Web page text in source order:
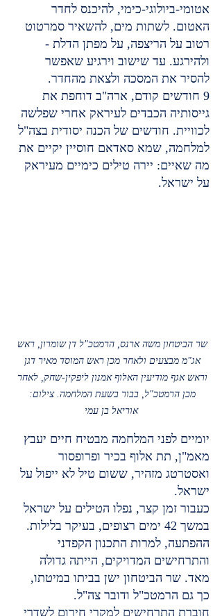
אטומי-ביולוגי-כימי, להיכנס לחדר
האטום. לשתות מים, להשאיר סמרטוט
רטוב על הריצפה, על מפתן הדלת -
ולהירגע. עד שישוב וירגיע שאפשר
להסיר את המסכה ולצאת מהחדר.
9 חודשים קודם, ארה"ב דוחפת את
גייסותיה הכבדים לעיראק אחרי שפלשה
לכוויית. חודשים של הכנה יסודית בצה"ל
למלחמה, שמא סאדאם חוסיין יקיים את
מה שאיים: יירה טילים כימיים מעיראק
על ישראל.
שר הביטחון משה ארנס, הרמטכ"ל דן שומרון, ראש
אג"מ מבצעים ולאחר מכן ראש המוסד מאיר דגן
וראש אגף מודיעין האלוף אמנון ליפקין-שחק, לאחר
מכן הרמטכ"ל, בבור בשעת המלחמה. צילום:
אוריאל בן עמי
יומיים לפני המלחמה מבטיח חיים יעבץ
מאמ"ן, תת אלוף בכיר ופרופסור
ואסטרטג מזהיר, ששום טיל לא ייפול על
ישראל.
כעבור זמן קצר, נפלו הטילים על ישראל
במשך 42 ימים רצופים, בעיקר בלילות.
ההפתעה, למרות התכנון הקפדני
והתרחישים המדויקים, הייתה גדולה
מאד. שר הביטחון ישן בביתו במיטתו,
כך גם הרמטכ"ל ודובר צה"ל.
חוברת התרחישים למקרי חירום לשדרי